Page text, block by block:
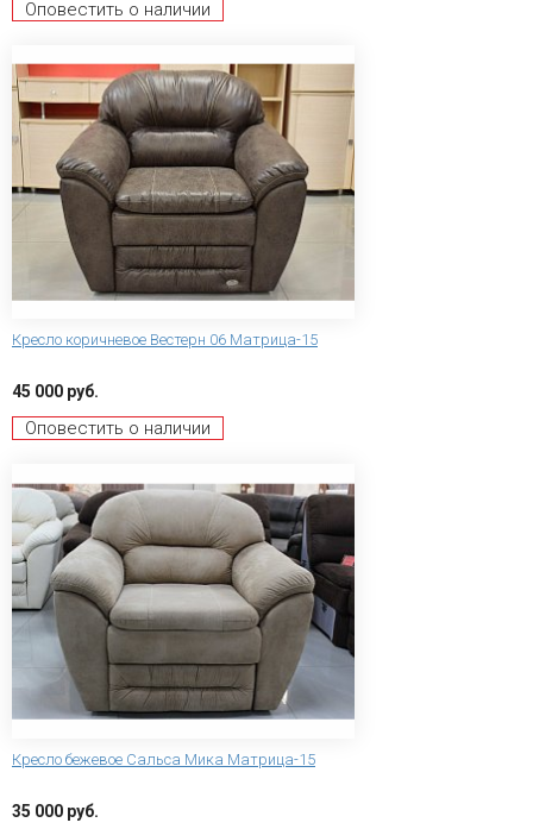
Оповестить о наличии
Кресло коричневое Вестерн 06 Матрица-15
45 000 руб.
Оповестить о наличии
Кресло бежевое Сальса Мика Матрица-15
35 000 руб.